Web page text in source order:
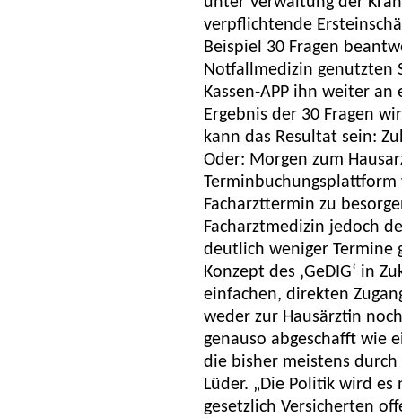
verpflichtende
Beispiel 30 Fragen
Notfallmedizin genutzten
Kassen-APP ihn weiter
Ergebnis der 30 Fragen
kann das Resultat sein:
Oder: Morgen zum
Facharzttermin zu
Facharztmedizin jedoch
deutlich weniger Termine
Konzept des ‚GeDIG‘ in
einfachen, direkten
weder zur Hausärztin
genauso abgeschafft wie
die bisher meistens
Lüder. „Die Politik wird
gesetzlich Versicherten